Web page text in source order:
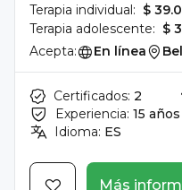
Terapia individual: $
Terapia adolescente: $
Acepta:
En línea
Certificados: 2
Experiencia: 15 años
Idioma: ES
Más